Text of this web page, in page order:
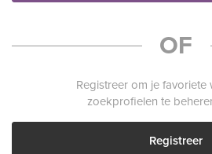
OF
Registreer om je favoriete
zoekprofielen te
Registreer